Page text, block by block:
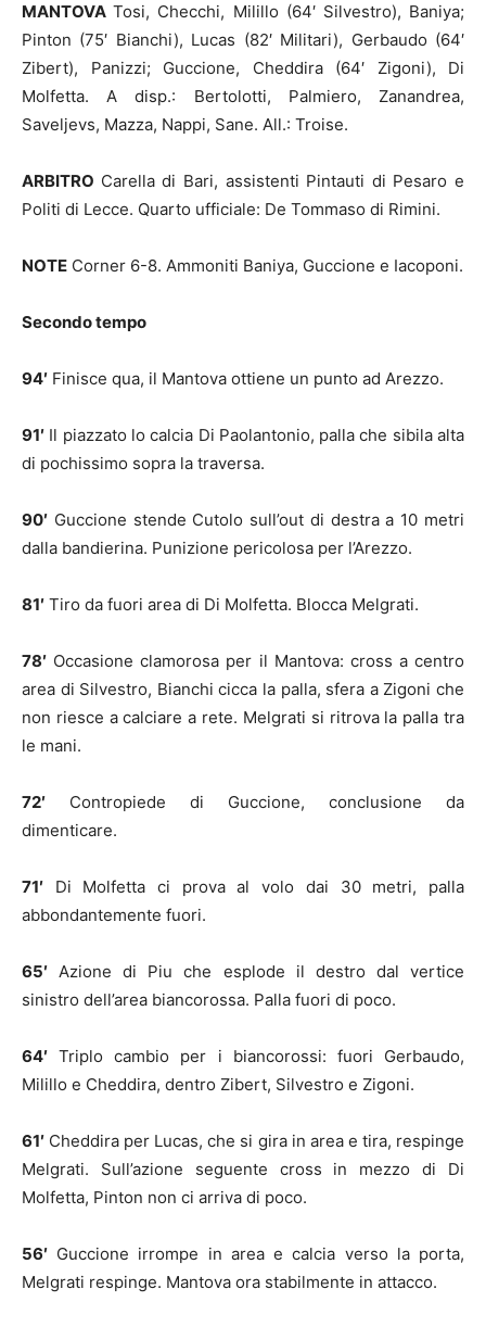
MANTOVATosi, Checchi, Milillo (64′ Silvestro), Baniya;
Pinton (75′ Bianchi), Lucas (82′ Militari), Gerbaudo (64′
Zibert), Panizzi; Guccione, Cheddira (64′ Zigoni), Di
Molfetta. A disp.: Bertolotti, Palmiero, Zanandrea,
Saveljevs, Mazza, Nappi, Sane. All.: Troise.
ARBITRO Carella di Bari, assistenti Pintauti di Pesaro e
Politi di Lecce. Quarto ufficiale: De Tommaso di Rimini.
NOTE Corner 6-8. Ammoniti Baniya, Guccione e Iacoponi.
Secondo tempo
94′ Finisce qua, il Mantova ottiene un punto ad Arezzo.
91′ Il piazzato lo calcia Di Paolantonio, palla che sibila alta
di pochissimo sopra la traversa.
90′ Guccione stende Cutolo sull’out di destra a 10 metri
dalla bandierina. Punizione pericolosa per l’Arezzo.
81′ Tiro da fuori area di Di Molfetta. Blocca Melgrati.
78′ Occasione clamorosa per il Mantova: cross a centro
area di Silvestro, Bianchi cicca la palla, sfera a Zigoni che
non riesce a calciare a rete. Melgrati si ritrova la palla tra
le mani.
72′ Contropiede di Guccione, conclusione da
dimenticare.
71′ Di Molfetta ci prova al volo dai 30 metri, palla
abbondantemente fuori.
65′ Azione di Piu che esplode il destro dal vertice
sinistro dell’area biancorossa. Palla fuori di poco.
64′ Triplo cambio per i biancorossi: fuori Gerbaudo,
Milillo e Cheddira, dentro Zibert, Silvestro e Zigoni.
61′ Cheddira per Lucas, che si gira in area e tira, respinge
Melgrati. Sull’azione seguente cross in mezzo di Di
Molfetta, Pinton non ci arriva di poco.
56′ Guccione irrompe in area e calcia verso la porta,
Melgrati respinge. Mantova ora stabilmente in attacco.